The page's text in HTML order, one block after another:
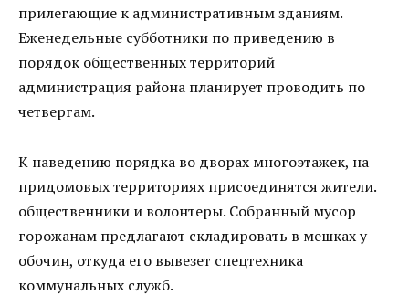
прилегающие к административным зданиям.
Еженедельные субботники по приведению в
порядок общественных территорий
администрация района планирует проводить по
четвергам.
К наведению порядка во дворах многоэтажек, на
придомовых территориях присоединятся жители.
общественники и волонтеры. Собранный мусор
горожанам предлагают складировать в мешках у
обочин, откуда его вывезет спецтехника
коммунальных служб.